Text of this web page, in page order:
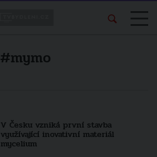
#mymo
V Česku vzniká první stavba
využívající inovativní materiál
mycelium